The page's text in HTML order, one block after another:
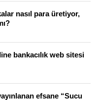
nasıl para üretiyor,
bankacılık web sitesi
efsane “Sucu